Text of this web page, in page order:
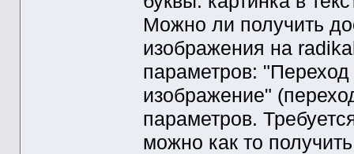
Можно ли получить
изображения на
параметров:
изображение"
параметров.
можно как то